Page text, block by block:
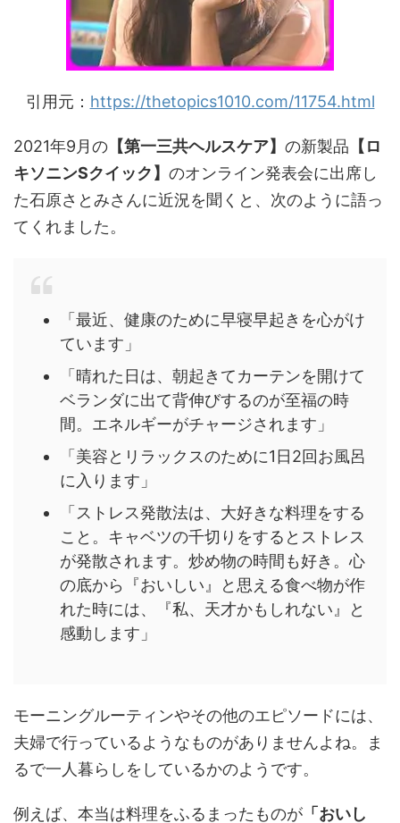
引用元： https://thetopics1010.com/11754.html
2021年9月の 【第一三共ヘルスケア】 の新製品 【ロ
キソニンSクイック】 のオンライン発表会に出席し
た石原さとみさんに近況を聞くと、次のように語っ
てくれました。
「最近、健康のために早寝早起きを心がけ
ています」
「晴れた日は、朝起きてカーテンを開けて
ベランダに出て背伸びするのが至福の時
間。エネルギーがチャージされます」
「美容とリラックスのために1日2回お風呂
に入ります」
「ストレス発散法は、大好きな料理をする
こと。キャベツの千切りをするとストレス
が発散されます。炒め物の時間も好き。心
の底から『おいしい』と思える食べ物が作
れた時には、『私、天才かもしれない』と
感動します」
モーニングルーティンやその他のエピソードには、
夫婦で行っているようなものがありませんよね。ま
るで一人暮らしをしているかのようです。
例えば、本当は料理をふるまったものが 「おいし